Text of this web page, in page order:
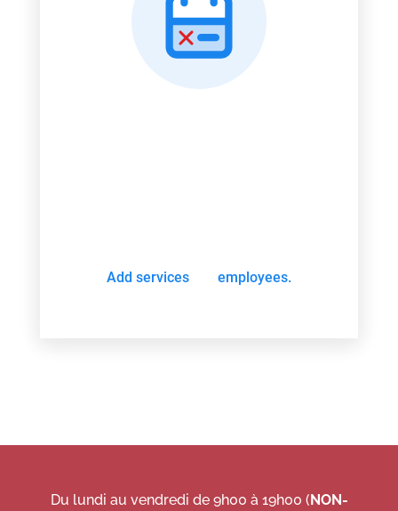
Add services employees.
Du lundi au vendredi de 9h00 à 19h00 (NON-